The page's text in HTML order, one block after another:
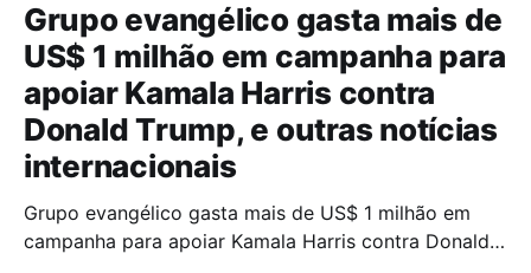
Grupo evangélico gasta mais de
US$ 1 milhão em campanha para
apoiar Kamala Harris contra
Donald Trump, e outras notícias
internacionais
Grupo evangélico gasta mais de US$ 1 milhão em
campanha para apoiar Kamala Harris contra Donald